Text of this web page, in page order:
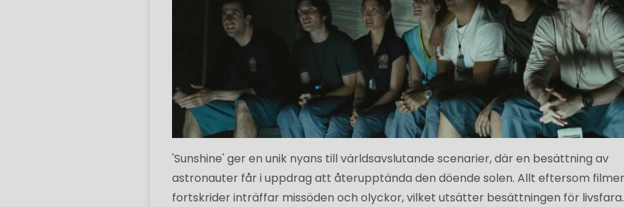
'Sunshine' ger en unik nyans till världsavslutande scenarier, där en besättning av
astronauter får i uppdrag att återupptända den döende solen. Allt eftersom
fortskrider inträffar missöden och olyckor, vilket utsätter besättningen för livsfara.